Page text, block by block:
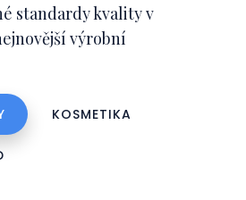
standardy kvality v
výrobní
KOSMETIKA